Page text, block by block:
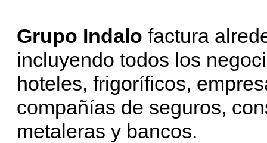
Grupo Indalo factura
incluyendo todos los
hoteles, frigoríficos,
compañías de seguros,
metaleras y bancos.